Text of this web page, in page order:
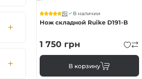
(6) В наличии
Нож складной Ruike D191-B
1 750 грн
В корзину